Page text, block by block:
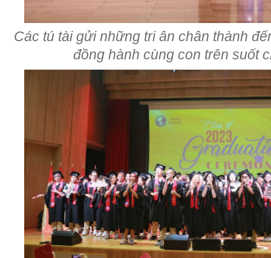
Các tú tài gửi những tri ân chân thành
đồng hành cùng con trên suốt